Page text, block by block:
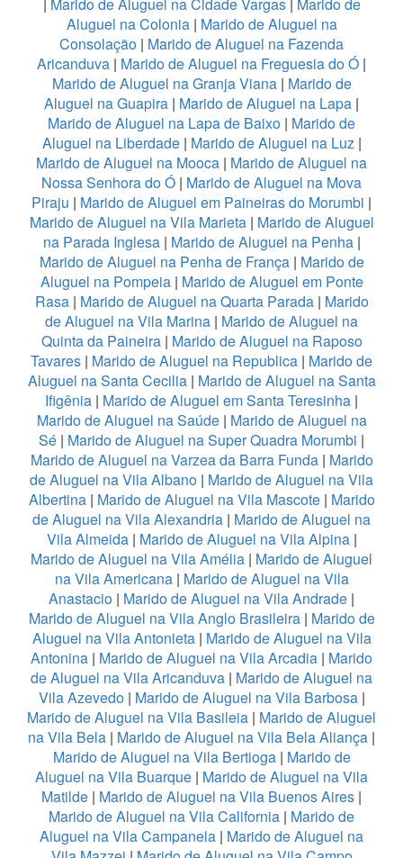
Aluguel na Colonia| Marido de Aluguel na
Consolação | Marido de Aluguel na Fazenda
Aricanduva | Marido de Aluguel na Freguesia do Ó |
Marido de Aluguel na Granja Viana| Marido de
Aluguel na Guapira | Marido de Aluguel na Lapa |
Marido de Aluguel na Lapa de Baixo | Marido de
Aluguel na Liberdade | Marido de Aluguel na Luz|
Marido de Aluguel na Mooca | Marido de Aluguel na
Nossa Senhora do Ó | Marido de Aluguel na Mova
Piraju | Marido de Aluguel em Paineiras do Morumbi |
Marido de Aluguel na Vila Marieta| Marido de Aluguel
na Parada Inglesa | Marido de Aluguel na Penha|
Marido de Aluguel na Penha de França | Marido de
Aluguel na Pompeia| Marido de Aluguel em Ponte
Rasa| Marido de Aluguel na Quarta Parada| Marido
de Aluguel na Vila Marina | Marido de Aluguel na
Quinta da Paineira| Marido de Aluguel na Raposo
Tavares | Marido de Aluguel na Republica | Marido de
Aluguel na Santa Cecilia| Marido de Aluguel na Santa
Ifigênia | Marido de Aluguel em Santa Teresinha |
Marido de Aluguel na Saúde| Marido de Aluguel na
Sé | Marido de Aluguel na Super Quadra Morumbi |
Marido de Aluguel na Varzea da Barra Funda| Marido
de Aluguel na Vila Albano | Marido de Aluguel na Vila
Albertina| Marido de Aluguel na Vila Mascote| Marido
de Aluguel na Vila Alexandria | Marido de Aluguel na
Vila Almeida | Marido de Aluguel na Vila Alpina |
Marido de Aluguel na Vila Amélia | Marido de Aluguel
na Vila Americana| Marido de Aluguel na Vila
Anastacio | Marido de Aluguel na Vila Andrade |
Marido de Aluguel na Vila Anglo Brasileira| Marido de
Aluguel na Vila Antonieta| Marido de Aluguel na Vila
Antonina | Marido de Aluguel na Vila Arcadia | Marido
de Aluguel na Vila Aricanduva | Marido de Aluguel na
Vila Azevedo| Marido de Aluguel na Vila Barbosa|
Marido de Aluguel na Vila Basileia | Marido de Aluguel
na Vila Bela | Marido de Aluguel na Vila Bela Aliança |
Marido de Aluguel na Vila Bertioga| Marido de
Aluguel na Vila Buarque | Marido de Aluguel na Vila
Matilde | Marido de Aluguel na Vila Buenos Aires |
Marido de Aluguel na Vila California | Marido de
Aluguel na Vila Campanela | Marido de Aluguel na